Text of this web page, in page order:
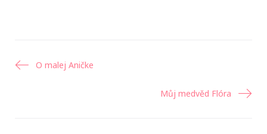
Navigácia
O malej Aničke
Můj medvěd Flóra